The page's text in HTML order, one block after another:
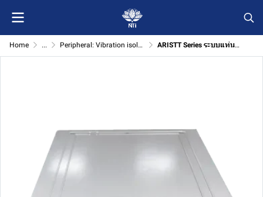
Home ... Peripheral: Vibration isolator ARISTT Series ระบบแท่นกันสั่นแบบวางโต๊ะ (Table Top) ชนิด Active สำหรับงานวัดระดับไมโคร–นาโน